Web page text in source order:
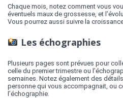
Chaque mois, notez comment vous
éventuels maux de grossesse, et
Vous pourrez aussi suivre la
Les échographies
Plusieurs pages sont prévues pour
celle du premier trimestre ou
semaines. Notez également des
personne qui vous accompagnait, ou
l’échographie.